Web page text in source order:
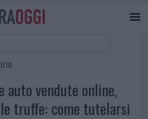
auto vendute online,
truffe: come tutelarsi